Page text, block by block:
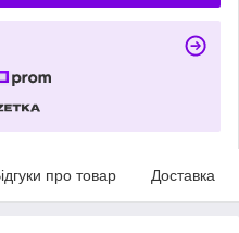
про товар Доставка